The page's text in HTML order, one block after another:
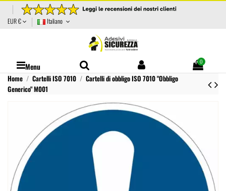
EUR € Italiano
Menu 0
Home Cartelli ISO 7010
Cartelli di obbligo ISO 7010 "Obbligo
Generico" M001